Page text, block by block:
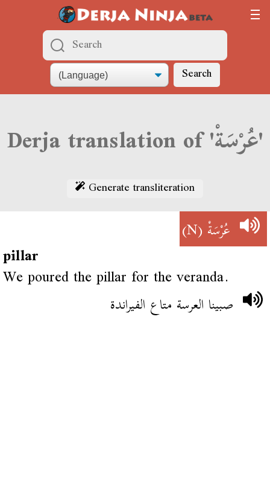
Search
Derja translation of 'عُرْسَةْ'
Generate transliteration
عُرْسَةْ(N)
pillar
We poured the pillar for the veranda.
صبينا العرسة متاع الفيراندة